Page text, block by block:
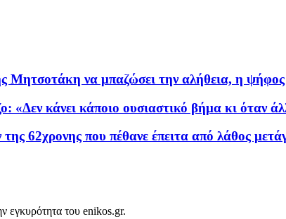
Μητσοτάκη να μπαζώσει την αλήθεια, η ψήφος
κάνει κάποιο ουσιαστικό βήμα κι όταν
62χρονης που πέθανε έπειτα από λάθος
εγκυρότητα του enikos.gr.